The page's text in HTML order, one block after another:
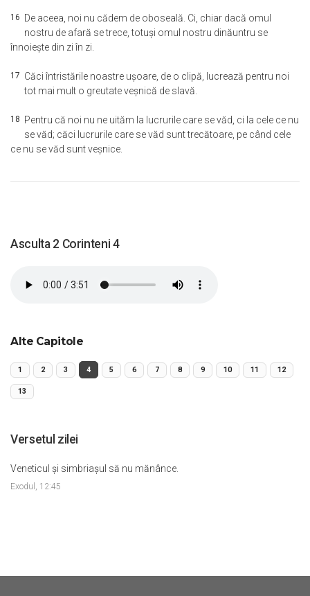
16 De aceea, noi nu cădem de oboseală. Ci, chiar dacă omul
nostru de afară se trece, totuşi omul nostru dinăuntru se
înnoieşte din zi în zi.
17 Căci întristările noastre uşoare, de o clipă, lucrează pentru noi
tot mai mult o greutate veşnică de slavă.
18 Pentru că noi nu ne uităm la lucrurile care se văd, ci la cele ce nu
se văd; căci lucrurile care se văd sunt trecătoare, pe când cele
ce nu se văd sunt veşnice.
Asculta 2 Corinteni 4
Alte Capitole
1 2 3 4 5 6 7 8 9 10 11 12
13
Versetul zilei
Veneticul şi simbriaşul să nu mănânce.
Exodul, 12:45